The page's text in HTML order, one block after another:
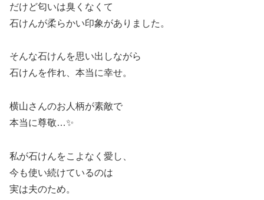
だけど匂いは臭くなくて
石けんが柔らかい印象がありました。
そんな石けんを思い出しながら
石けんを作れ、本当に幸せ。
横山さんのお人柄が素敵で
本当に尊敬…✨
私が石けんをこよなく愛し、
今も使い続けているのは
実は夫のため。